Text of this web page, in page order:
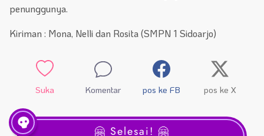
penunggunya.
Kiriman : Mona, Nelli dan Rosita (SMPN 1 Sidoarjo)
Suka Komentar pos ke FB pos ke X
🤗 Selesai! 🤗